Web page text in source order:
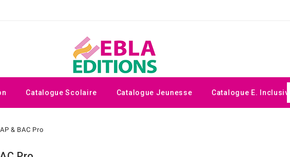
Catalogue Scolaire Catalogue Jeunesse Catalogue E. Inclusive
& BAC Pro